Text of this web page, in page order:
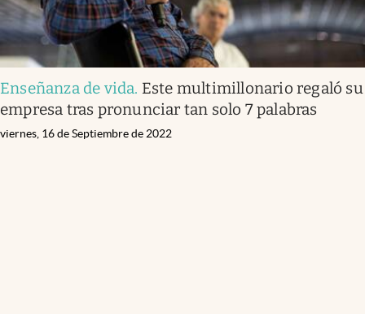
Enseñanza de vida. Este multimillonario regaló su
empresa tras pronunciar tan solo 7 palabras
viernes, 16 de Septiembre de 2022